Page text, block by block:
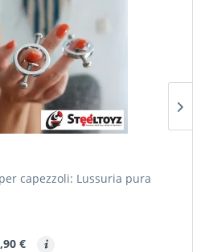
capezzoli: Lussuria pura
€